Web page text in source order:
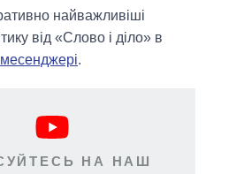
найважливіші
від «Слово і діло» в
.
НА НАШ